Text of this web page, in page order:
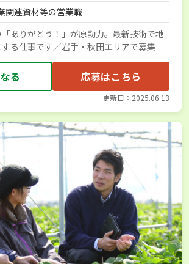
関連資材等の営業職
ありがとう！」が原動力。最新技術で地
る仕事です／岩手・秋田エリアで募集
る 応募はこちら
更新日：2025.06.13